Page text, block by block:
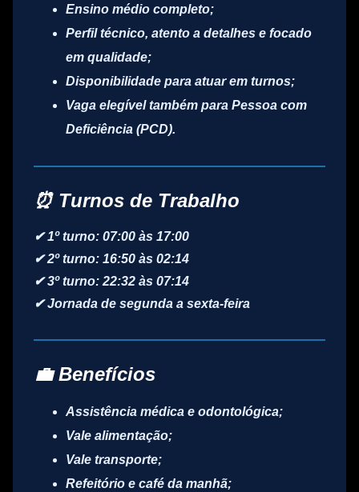
Ensino médio completo;
Perfil técnico, atento a detalhes e focado
em qualidade;
Disponibilidade para atuar em turnos;
Vaga elegível também para Pessoa com
Deficiência (PCD).
⏰ Turnos de Trabalho
✔ 1º turno: 07:00 às 17:00
✔ 2º turno: 16:50 às 02:14
✔ 3º turno:22:32 às 07:14
✔ Jornada de segunda a sexta-feira
💼 Benefícios
Assistência médica e odontológica;
Vale alimentação;
Vale transporte;
Refeitório e café da manhã;